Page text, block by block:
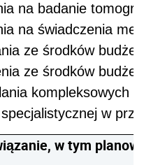
na badanie
na świadczenia
ze środków
ze środków
kompleksowych
w
w tym